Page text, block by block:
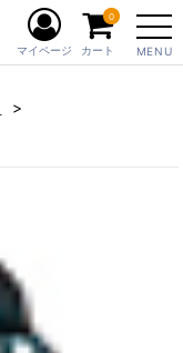
MENU
マイページ カート
0